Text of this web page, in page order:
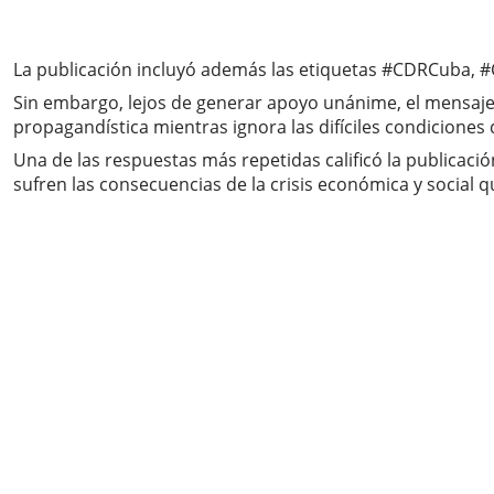
La publicación incluyó además las etiquetas #CDRCuba,
Sin embargo, lejos de generar apoyo unánime, el
propagandística mientras ignora las difíciles
Una de las respuestas más repetidas calificó la
sufren las consecuencias de la crisis económica y social